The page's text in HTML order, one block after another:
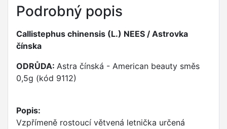
Podrobný popis
Callistephus chinensis (L.) NEES / Astrovka
čínska
ODRŮDA: Astra čínská - American beauty směs
0,5g (kód 9112)
Popis:
Vzpřímeně rostoucí větvená letnička určená